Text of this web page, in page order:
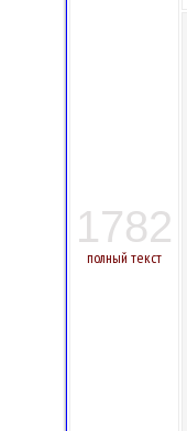
1782
полный текст